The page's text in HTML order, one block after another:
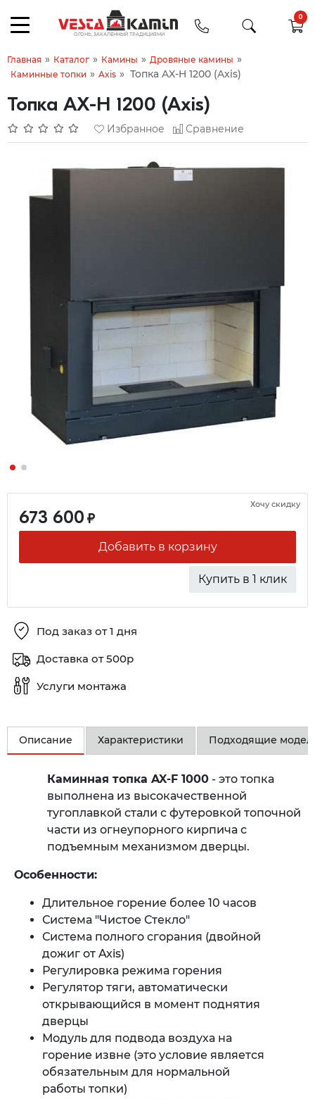
0
Главная » Каталог » Камины » Дровяные камины »
Каминные топки » Axis » Топка AX-H 1200 (Axis)
Топка AX-H 1200 (Axis)
Избранное Сравнение
673 600 ₽
Добавить в корзину
Купить в 1 клик
Хочу скидку
Под заказ от 1 дня
Доставка от 500р
Услуги монтажа
Описание Характеристики Подходящие
Каминная топка AX-F 1000- это топка
выполнена из высокачественной
тугоплавкой стали с футеровкой топочной
части из огнеупорного кирпича с
подъемным механизмом дверцы.
Особенности:
Длительное горение более 10 часов
Система "Чистое Стекло"
Система полного сгорания (двойной
дожиг от Axis)
Регулировка режима горения
Регулятор тяги, автоматически
открывающийся в момент поднятия
дверцы
Модуль для подвода воздуха на
горение извне (это условие является
обязательным для нормальной
работы топки)